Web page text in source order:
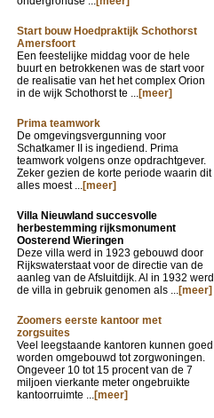
Start bouw Hoedpraktijk Schothorst
Amersfoort
Een feestelijke middag voor de hele
buurt en betrokkenen was de start voor
de realisatie van het het complex Orion
in de wijk Schothorst te ...[meer]
Prima teamwork
De omgevingsvergunning voor
Schatkamer II is ingediend. Prima
teamwork volgens onze opdrachtgever.
Zeker gezien de korte periode waarin dit
alles moest ...[meer]
Villa Nieuwland succesvolle
herbestemming rijksmonument
Oosterend Wieringen
Deze villa werd in 1923 gebouwd door
Rijkswaterstaat voor de directie van de
aanleg van de Afsluitdijk. Al in 1932 werd
de villa in gebruik genomen als ...[meer]
Zoomers eerste kantoor met
zorgsuites
Veel leegstaande kantoren kunnen goed
worden omgebouwd tot zorgwoningen.
Ongeveer 10 tot 15 procent van de 7
miljoen vierkante meter ongebruikte
kantoorruimte ...[meer]